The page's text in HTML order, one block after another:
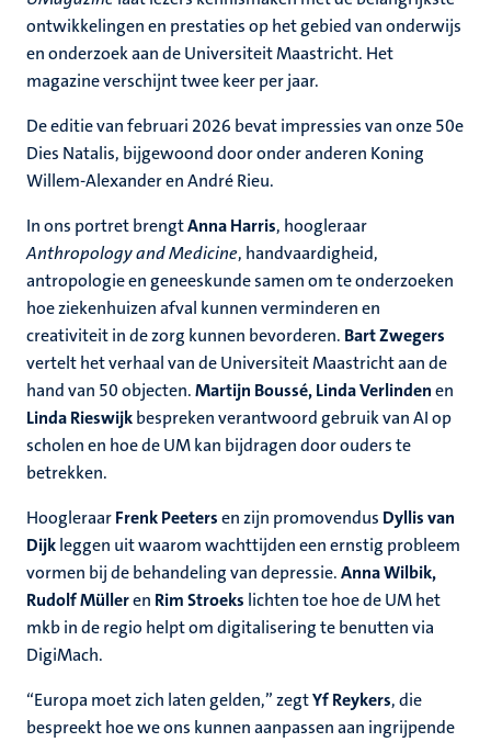
ontwikkelingen en prestaties op het gebied van onderwijs
en onderzoek aan de Universiteit Maastricht. Het
magazine verschijnt twee keer per jaar.
De editie van februari 2026 bevat impressies van onze 50e
Dies Natalis, bijgewoond door onder anderen Koning
Willem-Alexander en André Rieu.
In ons portret brengtAnna Harris, hoogleraar
Anthropology and Medicine, handvaardigheid,
antropologie en geneeskunde samen om te onderzoeken
hoe ziekenhuizen afval kunnen verminderen en
creativiteit in de zorg kunnen bevorderen. Bart Zwegers
vertelt het verhaal van de Universiteit Maastricht aan de
hand van 50 objecten.Martijn Boussé, Linda Verlindenen
Linda Rieswijkbespreken verantwoord gebruik van AI op
scholen en hoe de UM kan bijdragen door ouders te
betrekken.
HoogleraarFrenk Peetersen zijn promovendus Dyllis van
Dijkleggen uit waarom wachttijden een ernstig probleem
vormen bij de behandeling van depressie.Anna Wilbik,
Rudolf Mülleren Rim Stroeks lichten toe hoe de UM het
mkb in de regio helpt om digitalisering te benutten via
DigiMach.
“Europa moet zich laten gelden,” zegtYf Reykers, die
bespreekt hoe we ons kunnen aanpassen aan ingrijpende